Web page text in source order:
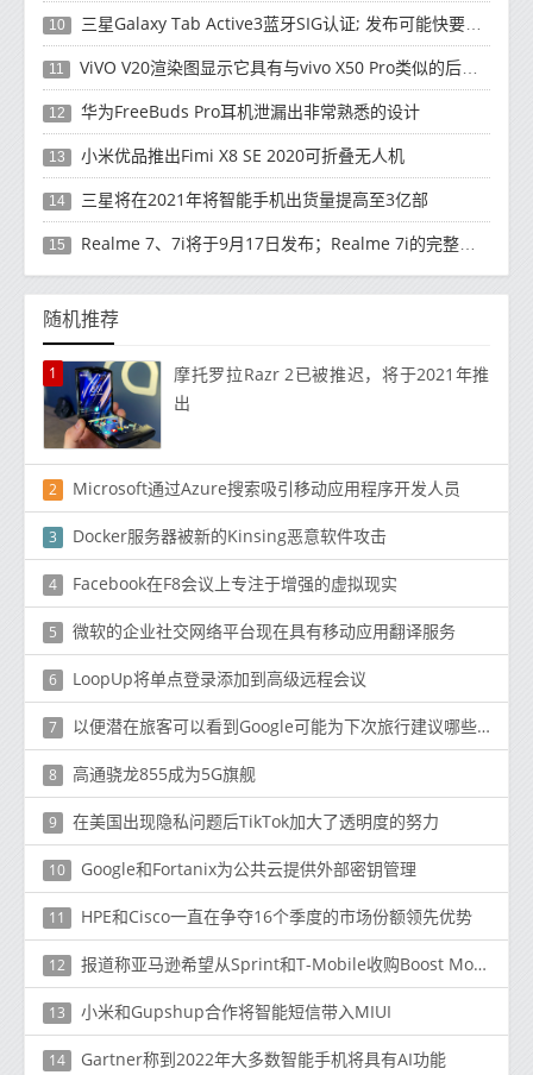
10 三星Galaxy Tab Active3蓝牙SIG认证; 发布可能快要结束了
11 ViVO V20渲染图显示它具有与vivo X50 Pro类似的后部设计
12 华为FreeBuds Pro耳机泄漏出非常熟悉的设计
13 小米优品推出Fimi X8 SE 2020可折叠无人机
14 三星将在2021年将智能手机出货量提高至3亿部
15 Realme 7、7i将于9月17日发布；Realme 7i的完整规格并导致泄漏
随机推荐
1
摩托罗拉Razr 2已被推迟，将于2021年推
出
2 Microsoft通过Azure搜索吸引移动应用程序开发人员
3 Docker服务器被新的Kinsing恶意软件攻击
4 Facebook在F8会议上专注于增强的虚拟现实
5 微软的企业社交网络平台现在具有移动应用翻译服务
6 LoopUp将单点登录添加到高级远程会议
7 以便潜在旅客可以看到Google可能为下次旅行建议哪些令人兴奋的目的地
8 高通骁龙855成为5G旗舰
9 在美国出现隐私问题后TikTok加大了透明度的努力
10 Google和Fortanix为公共云提供外部密钥管理
11 HPE和Cisco一直在争夺16个季度的市场份额领先优势
12 报道称亚马逊希望从Sprint和T-Mobile收购Boost Mobile
13 小米和Gupshup合作将智能短信带入MIUI
14 Gartner称到2022年大多数智能手机将具有AI功能